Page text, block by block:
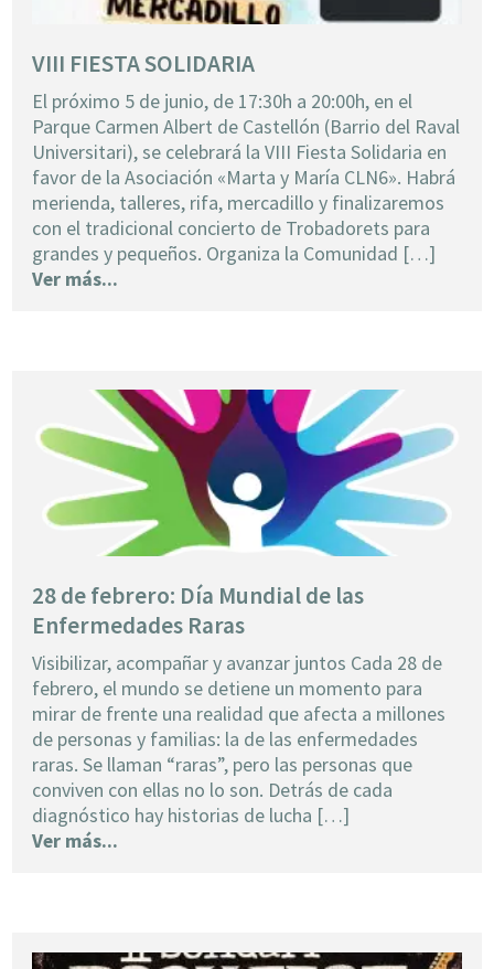
VIII FIESTA SOLIDARIA
El próximo 5 de junio, de 17:30h a 20:00h, en el
Parque Carmen Albert de Castellón (Barrio del Raval
Universitari), se celebrará la VIII Fiesta Solidaria en
favor de la Asociación «Marta y María CLN6». Habrá
merienda, talleres, rifa, mercadillo y finalizaremos
con el tradicional concierto de Trobadorets para
grandes y pequeños. Organiza la Comunidad […]
Ver más...
28 de febrero: Día Mundial de las
Enfermedades Raras
Visibilizar, acompañar y avanzar juntos Cada 28 de
febrero, el mundo se detiene un momento para
mirar de frente una realidad que afecta a millones
de personas y familias: la de las enfermedades
raras. Se llaman “raras”, pero las personas que
conviven con ellas no lo son. Detrás de cada
diagnóstico hay historias de lucha […]
Ver más...